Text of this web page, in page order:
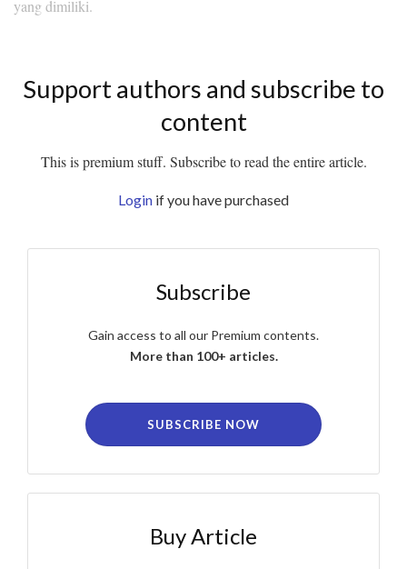
yang dimiliki.
Support authors and subscribe to
content
This is premium stuff. Subscribe to read the entire article.
Login if you have purchased
Subscribe
Gain access to all our Premium contents.
More than 100+ articles.
SUBSCRIBE NOW
Buy Article